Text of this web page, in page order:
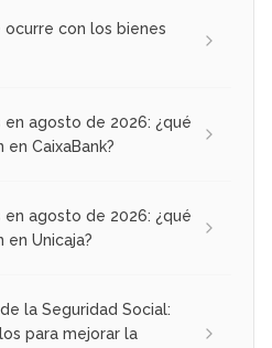
ocurre con los bienes
en agosto de 2026: ¿qué
CaixaBank?
en agosto de 2026: ¿qué
en Unicaja?
la Seguridad Social:
para mejorar la